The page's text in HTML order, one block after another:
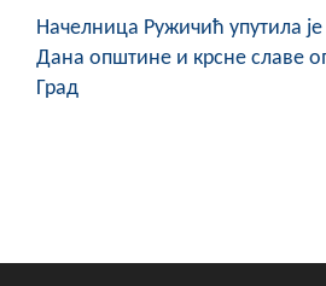
Начелница Ружичић упутила
Дана општине и крсне славе
Град